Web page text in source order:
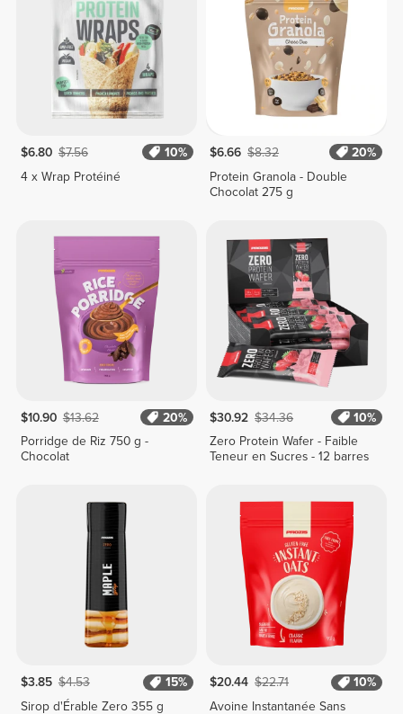
$6.80 $7.56
10%
4 x Wrap Protéiné
$6.66 $8.32
20%
Protein Granola - Double
Chocolat 275 g
$10.90 $13.62
20%
Porridge de Riz 750 g -
Chocolat
$30.92 $34.36
10%
Zero Protein Wafer - Faible
Teneur en Sucres - 12 barres
$3.85 $4.53
15%
Sirop d'Érable Zero 355 g
$20.44 $22.71
10%
Avoine Instantanée Sans